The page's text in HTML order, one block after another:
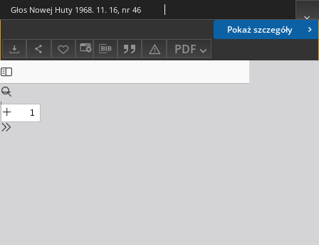
Pokaż szczegóły
PDF
Głos Nowej Huty 1968. 11. 16, nr 46